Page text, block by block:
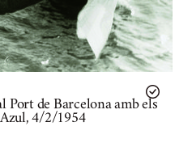
Port de Barcelona amb els
4/2/1954